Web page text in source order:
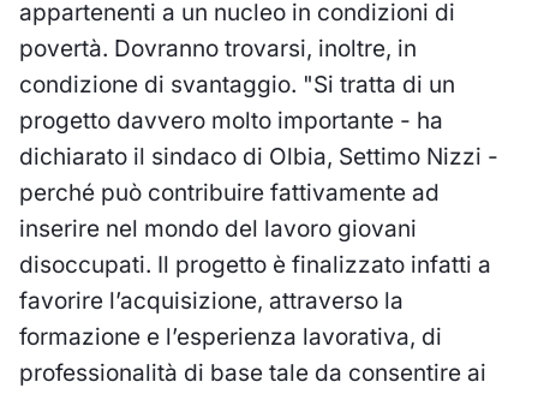
appartenenti a un nucleo in condizioni di
povertà. Dovranno trovarsi, inoltre, in
condizione di svantaggio. "Si tratta di un
progetto davvero molto importante - ha
dichiarato il sindaco di Olbia, Settimo Nizzi -
perché può contribuire fattivamente ad
inserire nel mondo del lavoro giovani
disoccupati. Il progetto è finalizzato infatti a
favorire l’acquisizione, attraverso la
formazione e l’esperienza lavorativa, di
professionalità di base tale da consentire ai